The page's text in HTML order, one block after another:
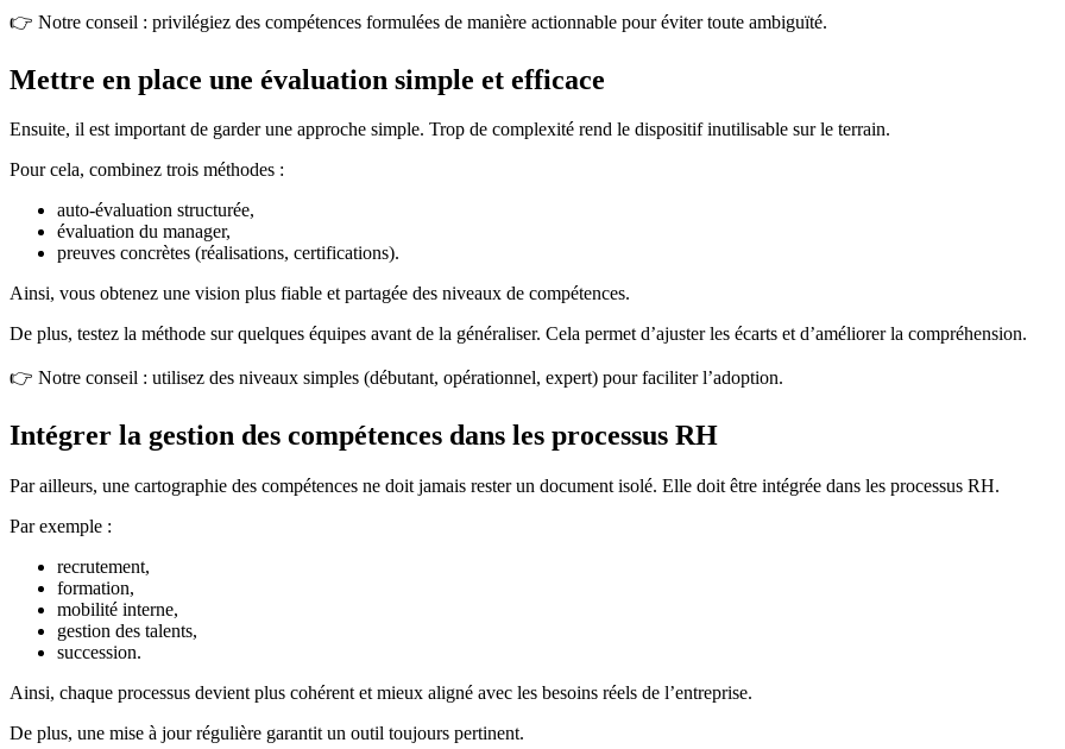
👉 Notre conseil : privilégiez des compétences formulées de manière actionnable pour éviter toute ambiguïté.
Mettre en place une évaluation simple et efficace
Ensuite, il est important de garder une approche simple. Trop de complexité rend le dispositif inutilisable sur le terrain.
Pour cela, combinez trois méthodes :
auto-évaluation structurée,
évaluation du manager,
preuves concrètes (réalisations, certifications).
Ainsi, vous obtenez une vision plus fiable et partagée des niveaux de compétences.
De plus, testez la méthode sur quelques équipes avant de la généraliser. Cela permet d’ajuster les écarts et d’améliorer la compréhension.
👉 Notre conseil : utilisez des niveaux simples (débutant, opérationnel, expert) pour faciliter l’adoption.
Intégrer la gestion des compétences dans les processus RH
Par ailleurs, une cartographie des compétences ne doit jamais rester un document isolé. Elle doit être intégrée dans les processus RH.
Par exemple :
recrutement,
formation,
mobilité interne,
gestion des talents,
succession.
Ainsi, chaque processus devient plus cohérent et mieux aligné avec les besoins réels de l’entreprise.
De plus, une mise à jour régulière garantit un outil toujours pertinent.